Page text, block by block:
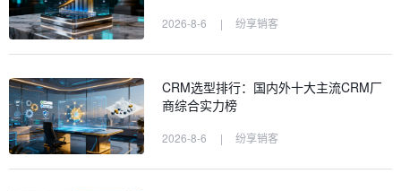
2026-8-6 | 纷享销客
CRM选型排行：国内外十大主流CRM厂
商综合实力榜
2026-8-6 | 纷享销客